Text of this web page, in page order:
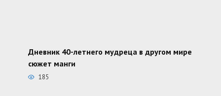
Дневник 40-летнего мудреца в другом мире
сюжет манги
185